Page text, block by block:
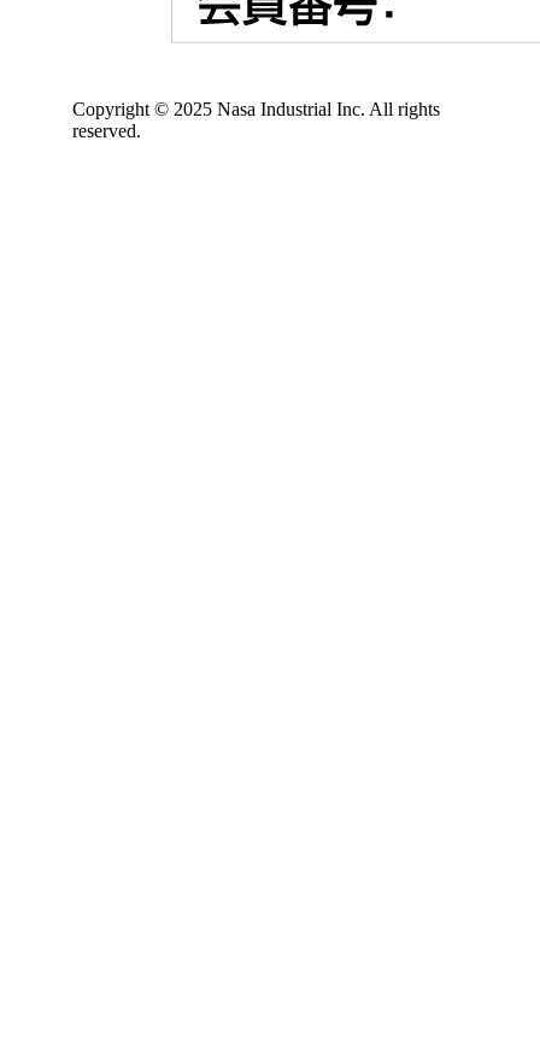
Copyright © 2025 Nasa Industrial Inc. All rights
reserved.